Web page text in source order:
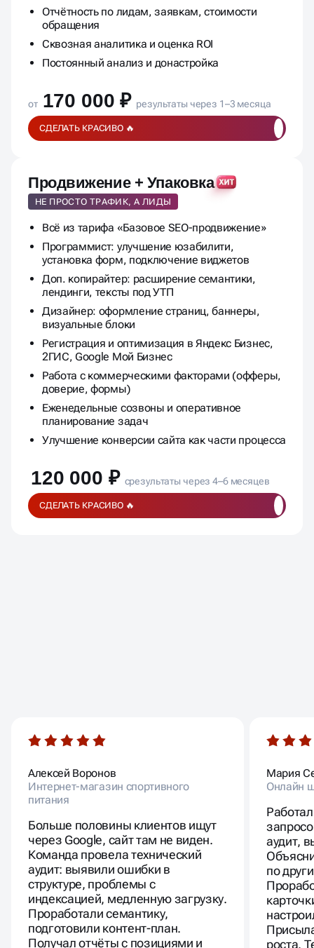
Отчётность по лидам, заявкам, стоимости
обращения
Сквозная аналитика и оценка ROI
Постоянный анализ и донастройка
от 170 000 ₽ результаты через 1–3 месяца
СДЕЛАТЬ КРАСИВО 🔥
Продвижение + Упаковка
НЕ ПРОСТО ТРАФИК, А ЛИДЫ
Всё из тарифа «Базовое SEO-продвижение»
Программист: улучшение юзабилити,
установка форм, подключение виджетов
Доп. копирайтер: расширение семантики,
лендинги, тексты под УТП
Дизайнер: оформление страниц, баннеры,
визуальные блоки
Регистрация и оптимизация в Яндекс Бизнес,
2ГИС, Google Мой Бизнес
Работа с коммерческими факторами (офферы,
доверие, формы)
Еженедельные созвоны и оперативное
планирование задач
Улучшение конверсии сайта как части процесса
120 000 ₽ срезультаты через 4–6 месяцев
СДЕЛАТЬ КРАСИВО 🔥
Алексей Воронов
Интернет-магазин спортивного
питания
Больше половины клиентов ищут
через Google, сайт там не виден.
Команда провела технический
аудит: выявили ошибки в
структуре, проблемы с
индексацией, медленную загрузку.
Проработали семантику,
подготовили контент-план.
Получал отчёты с позициями и
Мария
Онлайн
аудит,
по
роста.